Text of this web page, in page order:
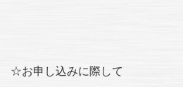
☆お申し込みに際して